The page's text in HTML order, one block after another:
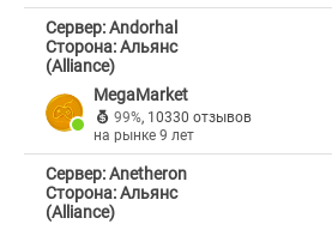
Сервер: Andorhal
Сторона: Альянс
(Alliance)
MegaMarket
99%, 10330 отзывов
на рынке 9 лет
Сервер: Anetheron
Сторона: Альянс
(Alliance)